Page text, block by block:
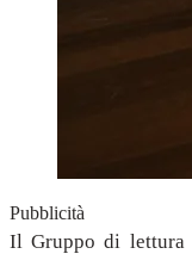
Pubblicità
Il Gruppo di lettura